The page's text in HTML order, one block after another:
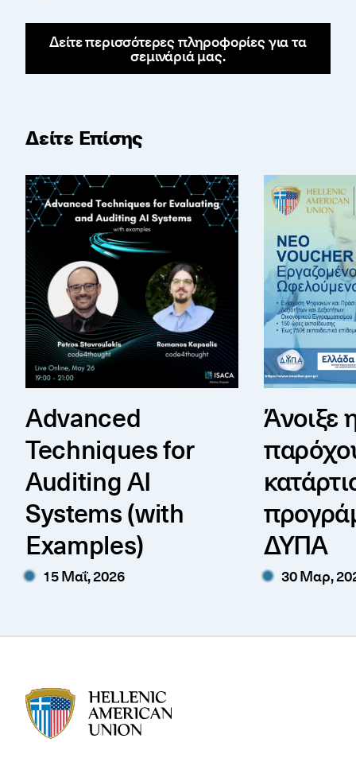
Δείτε περισσότερες πληροφορίες για τα
σεμινάριά μας.
Δείτε Επίσης
Advanced Techniques for Auditing AI Systems
Advanced
Techniques for
Auditing AI
Systems (with
Examples)
15 Μαΐ, 2026
Άνοιξε η
Άνοιξε
ΔΥΠΑ
30 Μαρ,